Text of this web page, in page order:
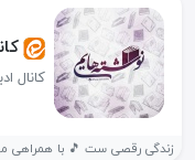
کانال
زندگی رقصی ست 🎵 با همراهی